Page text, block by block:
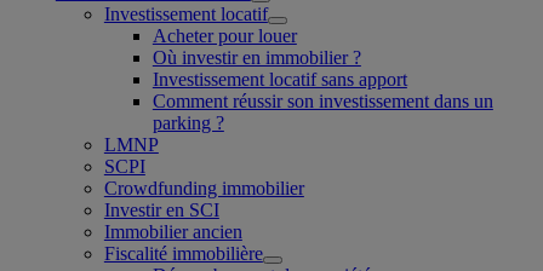
Investissement locatif
Acheter pour louer
Où investir en immobilier ?
Investissement locatif sans apport
Comment réussir son investissement dans un
parking ?
LMNP
SCPI
Crowdfunding immobilier
Investir en SCI
Immobilier ancien
Fiscalité immobilière